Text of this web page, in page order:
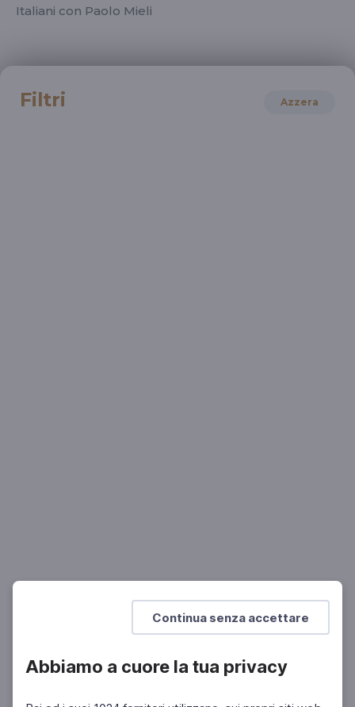
Continua senza accettare
Abbiamo a cuore la tua privacy
Italiani con Paolo Mieli
Roberto Camurri, A misura d'uomo
Filtri Azzera